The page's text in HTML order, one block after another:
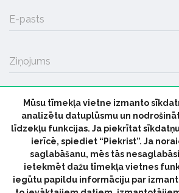
E-pasts
Ziņojums
SŪTĪT
© 2026 parmuziku.lv, visas
Mūsu tīmekļa vietne izmanto
analizētu datuplūsmu un
līdzekļu funkcijas. Ja piekrītat
ierīcē, spiediet “Piekrist”. Ja
saglabāšanu, mēs tās
ietekmēt dažu tīmekļa vietnes
iegūtu papildu informāciju par